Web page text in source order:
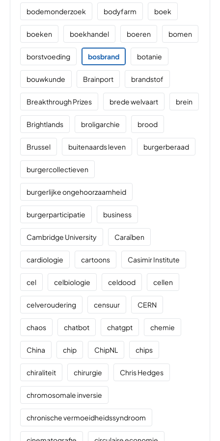
bodemonderzoek bodyfarm boek
boeken boekhandel boeren bomen
borstvoeding bosbrand botanie
bouwkunde Brainport brandstof
Breakthrough Prizes brede welvaart brein
Brightlands broligarchie brood
Brussel buitenaards leven burgerberaad
burgercollectieven
burgerlijke ongehoorzaamheid
burgerparticipatie business
Cambridge University Caraïben
cardiologie cartoons Casimir Institute
cel celbiologie celdood cellen
celveroudering censuur CERN
chaos chatbot chatgpt chemie
China chip ChipNL chips
chiraliteit chirurgie Chris Hedges
chromosomale inversie
chronische vermoeidheidssyndroom